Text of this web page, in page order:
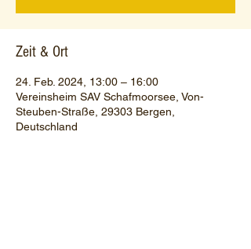
Zeit & Ort
24. Feb. 2024, 13:00 – 16:00
Vereinsheim SAV Schafmoorsee, Von-
Steuben-Straße, 29303 Bergen,
Deutschland